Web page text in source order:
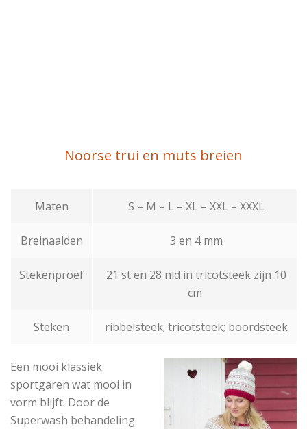
Noorse trui en muts breien
Maten S – M – L – XL – XXL – XXXL
Breinaalden 3 en 4 mm
Stekenproef
21 st en 28 nld in tricotsteek zijn 10
cm
Steken ribbelsteek; tricotsteek; boordsteek
Een mooi klassiek
sportgaren wat mooi in
vorm blijft. Door de
Superwash behandeling